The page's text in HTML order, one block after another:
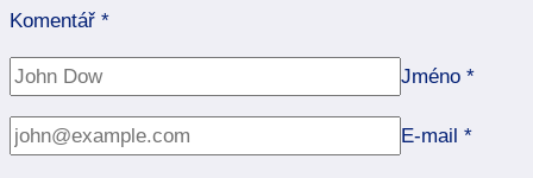
Komentář *
Jméno *
E-mail *